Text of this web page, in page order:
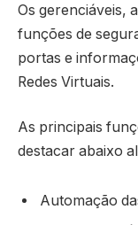
Os gerenciáveis,
funções de
portas e
Redes Virtuais.
As principais
destacar abaixo
Automação